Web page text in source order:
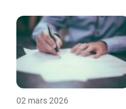
02 mars 2026